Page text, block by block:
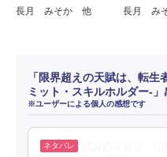
長月 みそか 他 長月 み
「限界超えの天賦は、転生
ミット・スキルホルダー‐
※ユーザーによる個人の感想です